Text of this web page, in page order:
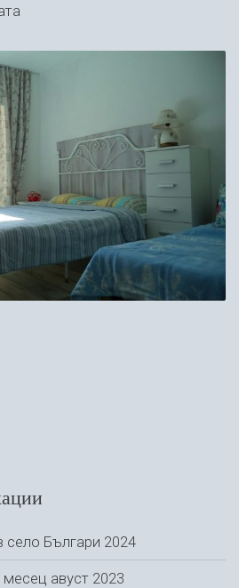
село Българи 2024
авуст 2023